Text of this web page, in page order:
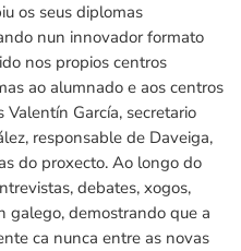
os seus diplomas
nun innovador formato
nos propios centros
ao alumnado e aos centros
García, secretario
responsable de Daveiga,
do proxecto. Ao longo do
debates, xogos,
galego, demostrando que a
ca nunca entre as novas